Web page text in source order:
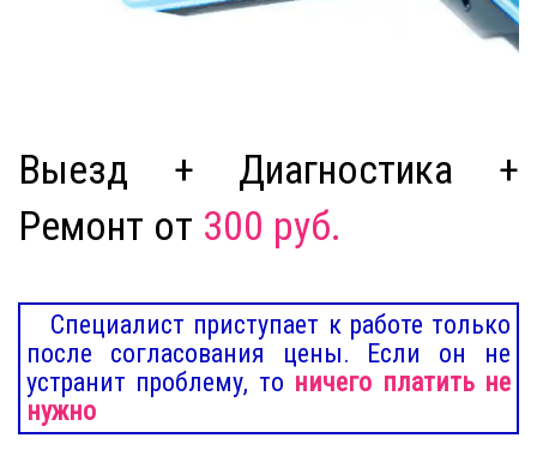
Выезд + Диагностика +
Ремонт от 300 руб.
Специалист приступает к работе только
после согласования цены. Если он не
устранит проблему, то ничего платить не
нужно